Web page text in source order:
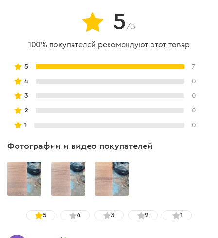
5 /5
100% покупателей рекомендуют этот товар
5 7
4 0
3 0
2 0
1 0
Фотографии и видео покупателей
5 4 3 2 1